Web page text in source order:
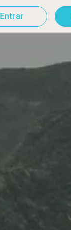
Entrar